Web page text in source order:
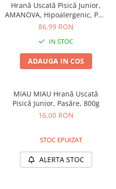
Hrană Uscată Pisică Junior,
AMANOVA, Hipoalergenic, Pui,
1.5kg
86,99 RON
IN STOC
ADAUGA IN COS
MIAU MIAU Hrană Uscată
Pisică Junior, Pasăre, 800g
16,00 RON
STOC EPUIZAT
ALERTA STOC